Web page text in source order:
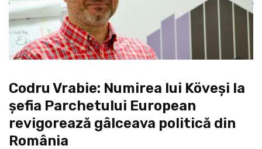
Codru Vrabie: Numirea lui Köveşi la
şefia Parchetului European
revigorează gâlceava politică din
România